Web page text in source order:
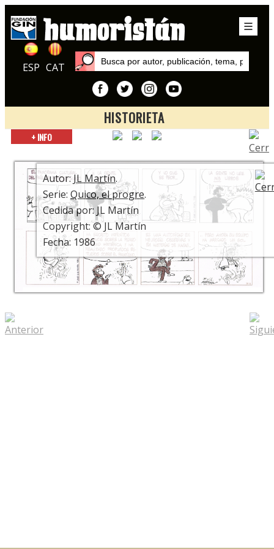
ESP CAT
HISTORIETA
Inicio
Quico, el progre
+ INFO
Autor:JL Martín.
Serie:Quico, el progre.
Cedida por: JL Martín
Copyright: © JL Martín
Fecha: 1986